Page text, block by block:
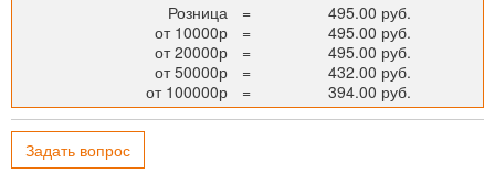
Розница
=
495.00 руб.
от 10000р
=
495.00 руб.
от 20000р
=
495.00 руб.
от 50000р
=
432.00 руб.
от 100000р
= 394.00 руб.
Задать вопрос